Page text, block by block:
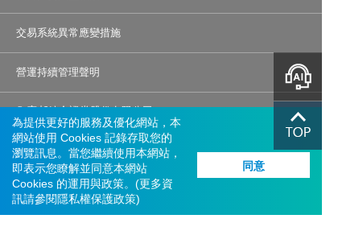
智能客服
交易系統異常應變措施
營運持續管理聲明
© 富邦綜合證券股份有限公司
統一編號：22957301
服務信箱： service.sec@fubon.com
客戶服務及客訴專線：0800-073588、(02)8178-3018
網路電話
總公司地址：台北市大安區仁愛路四段169號3、4樓
為提供更好的服務及優化網站，本
網站使用 Cookies 記錄存取您的
瀏覽訊息。當您繼續使用本網站，
即表示您瞭解並同意本網站
Cookies 的運用與政策。(更多資
訊請參閱隱私權保護政策)
同意